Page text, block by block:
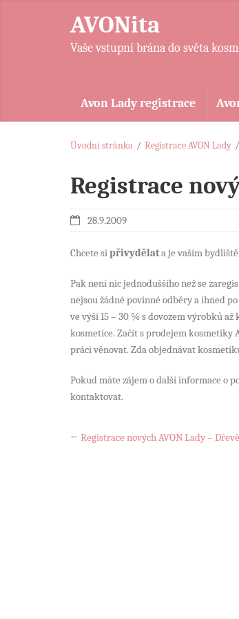
AVONita
Vaše vstupní brána do světa
Avon Lady registrace
Úvodní stránka / Registrace AVON Lady /
Registrace
28.9.2009
Chcete sipřivydělata je vaším
Pak není nic jednoduššího než se
nejsou žádné povinné odběry a ihned
ve výši 15 – 30 % s dovozem výrobků
kosmetice. Začít s prodejem kosmetiky
práci věnovat. Zda objednávat
Pokud máte zájem o další informace o
kontaktovat.
← Registrace nových AVON Lady –